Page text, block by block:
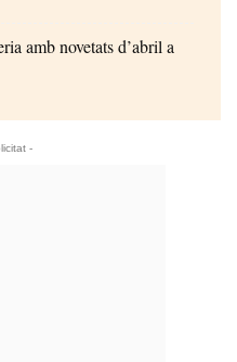
amb novetats d’abril a
-